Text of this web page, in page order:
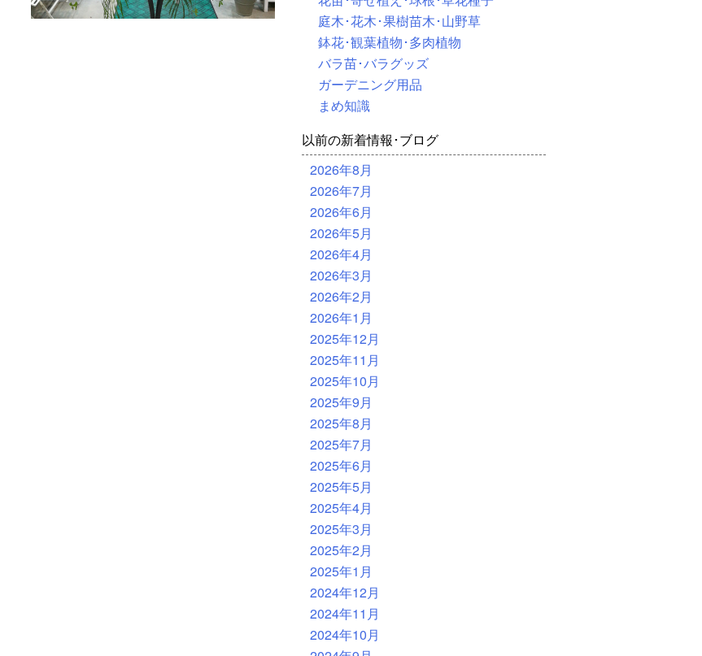
庭木･花木･果樹苗木･山野草
鉢花･観葉植物･多肉植物
バラ苗･バラグッズ
ガーデニング用品
まめ知識
以前の新着情報･ブログ
2026年8月
2026年7月
2026年6月
2026年5月
2026年4月
2026年3月
2026年2月
2026年1月
2025年12月
2025年11月
2025年10月
2025年9月
2025年8月
2025年7月
2025年6月
2025年5月
2025年4月
2025年3月
2025年2月
2025年1月
2024年12月
2024年11月
2024年10月